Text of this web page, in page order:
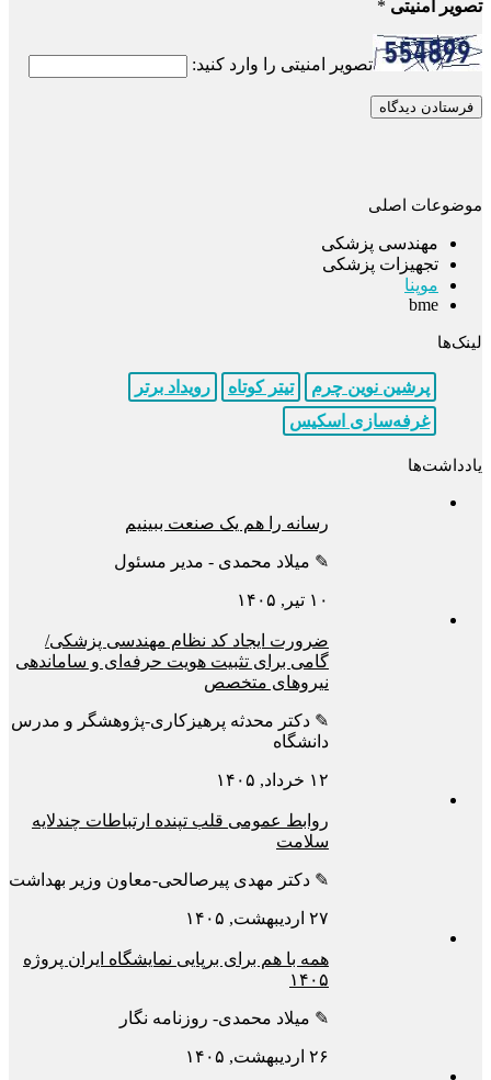
تصویر امنیتی *
تصویر امنیتی را وارد کنید:
موضوعات اصلی
مهندسی پزشکی
تجهیزات پزشکی
موپنا
bme
لینک‌ها
پرشین نوین چرم تیتر کوتاه
رویداد برتر
غرفه‌سازی اسکیس
یادداشت‌ها
رسانه را هم یک صنعت ببینیم
✎ میلاد محمدی - مدیر مسئول
۱۰ تیر, ۱۴۰۵
ضرورت ایجاد کد نظام مهندسی پزشکی/
گامی برای تثبیت هویت حرفه‌ای و ساماندهی
نیروهای متخصص
✎ دکتر محدثه پرهیزکاری-پژوهشگر و مدرس
دانشگاه
۱۲ خرداد, ۱۴۰۵
روابط عمومی قلب تپنده ارتباطات چندلایه
سلامت
✎ دکتر مهدی پیرصالحی-معاون وزیر بهداشت
۲۷ اردیبهشت, ۱۴۰۵
همه با هم برای برپایی نمایشگاه ایران پروژه
۱۴۰۵
✎ میلاد محمدی- روزنامه نگار
۲۶ اردیبهشت, ۱۴۰۵